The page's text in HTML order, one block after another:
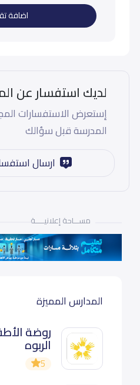
اضافة
لديك استفسار عن
إستعرض الاستفسارات
المدرسة قبل سؤالك
ارسال
مســـاحة إعلانيـــــة
المدارس المميزة
روضة
الربوه
5